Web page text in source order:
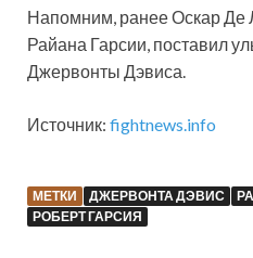
Напомним, ранее Оскар Де
Райана Гарсии, поставил
Джервонты Дэвиса.
Источник: fightnews.info
МЕТКИ ДЖЕРВОНТА ДЭВИС
РОБЕРТ ГАРСИЯ